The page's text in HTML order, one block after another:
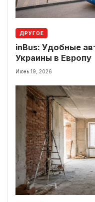
ДРУГОЕ
inBus: Удобные
Украины в Европу
Июнь 19, 2026